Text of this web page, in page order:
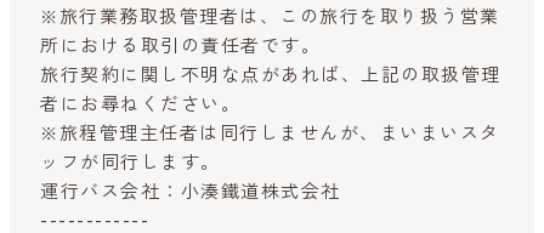
※旅行業務取扱管理者は、この旅行を取り扱う営業
所における取引の責任者です。
旅行契約に関し不明な点があれば、上記の取扱管理
者にお尋ねください。
※旅程管理主任者は同行しませんが、まいまいスタ
ッフが同行します。
運行バス会社：小湊鐵道株式会社
------------